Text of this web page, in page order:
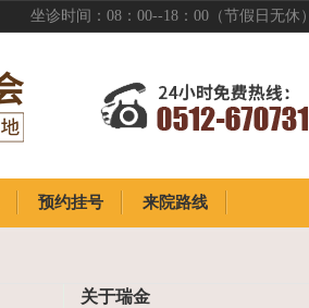
坐诊时间：08：00--18：00（节假日无休）
预约挂号 来院路线
关于瑞金